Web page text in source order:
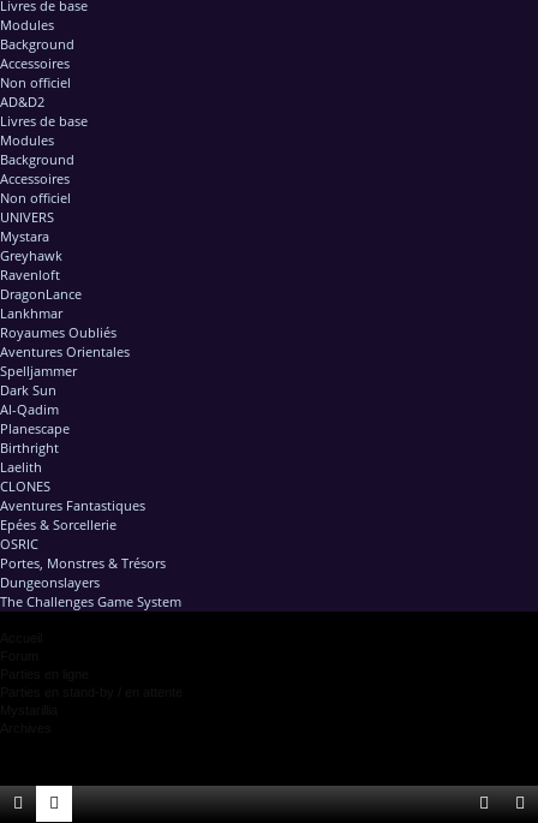
Livres de base
Modules
Background
Accessoires
Non officiel
AD&D2
Livres de base
Modules
Background
Accessoires
Non officiel
UNIVERS
Mystara
Greyhawk
Ravenloft
DragonLance
Lankhmar
Royaumes Oubliés
Aventures Orientales
Spelljammer
Dark Sun
Al-Qadim
Planescape
Birthright
Laelith
CLONES
Aventures Fantastiques
Epées & Sorcellerie
OSRIC
Portes, Monstres & Trésors
Dungeonslayers
The Challenges Game System